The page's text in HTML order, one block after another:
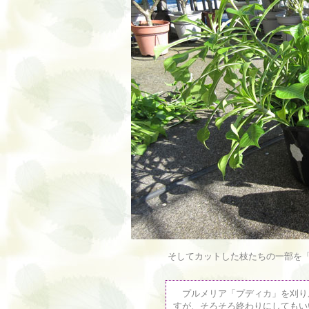
そしてカットした枝たちの一部を
プルメリア「プディカ」を刈
すが、そろそろ終わりにしても